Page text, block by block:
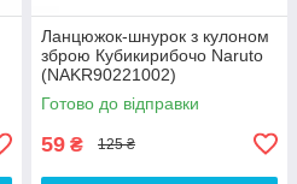
Ланцюжок-шнурок з кулоном
зброю Кубикирибочо Naruto
(NAKR90221002)
Готово до відправки
59 ₴ 125 ₴